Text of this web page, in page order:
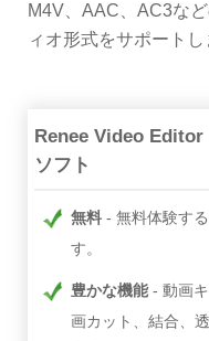
M4V、AAC、AC3な
ィオ形式をサポートし
Renee Video Editor
ソフト
無料
無料体験す
す。
豊かな機能
動画
画カット、結合、